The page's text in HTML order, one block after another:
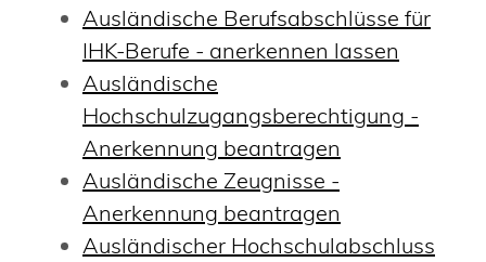
Ausländische Berufsabschlüsse für
IHK-Berufe - anerkennen lassen
Ausländische
Hochschulzugangsberechtigung -
Anerkennung beantragen
Ausländische Zeugnisse -
Anerkennung beantragen
Ausländischer Hochschulabschluss